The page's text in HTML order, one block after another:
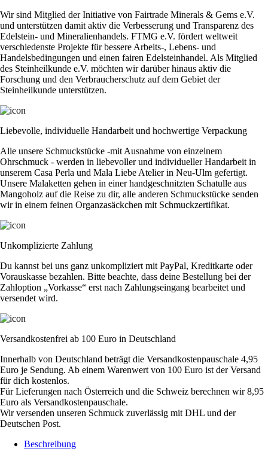
Wir sind Mitglied der Initiative von Fairtrade Minerals & Gems e.V.
und unterstützen damit aktiv die Verbesserung und Transparenz des
Edelstein- und Mineralienhandels. FTMG e.V. fördert weltweit
verschiedenste Projekte für bessere Arbeits-, Lebens- und
Handelsbedingungen und einen fairen Edelsteinhandel. Als Mitglied
des Steinheilkunde e.V. möchten wir darüber hinaus aktiv die
Forschung und den Verbraucherschutz auf dem Gebiet der
Steinheilkunde unterstützen.
Liebevolle, individuelle Handarbeit und hochwertige Verpackung
Alle unsere Schmuckstücke -mit Ausnahme von einzelnem
Ohrschmuck - werden in liebevoller und individueller Handarbeit in
unserem Casa Perla und Mala Liebe Atelier in Neu-Ulm gefertigt.
Unsere Malaketten gehen in einer handgeschnitzten Schatulle aus
Mangoholz auf die Reise zu dir, alle anderen Schmuckstücke senden
wir in einem feinen Organzasäckchen mit Schmuckzertifikat.
Unkomplizierte Zahlung
Du kannst bei uns ganz unkompliziert mit PayPal, Kreditkarte oder
Vorauskasse bezahlen. Bitte beachte, dass deine Bestellung bei der
Zahloption „Vorkasse“ erst nach Zahlungseingang bearbeitet und
versendet wird.
Versandkostenfrei ab 100 Euro in Deutschland
Innerhalb von Deutschland beträgt die Versandkostenpauschale 4,95
Euro je Sendung. Ab einem Warenwert von 100 Euro ist der Versand
für dich kostenlos.
Für Lieferungen nach Österreich und die Schweiz berechnen wir 8,95
Euro als Versandkostenpauschale.
Wir versenden unseren Schmuck zuverlässig mit DHL und der
Deutschen Post.
Beschreibung